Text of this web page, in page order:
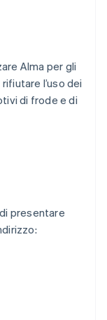
Alma per gli
l’uso dei
di frode e di
presentare